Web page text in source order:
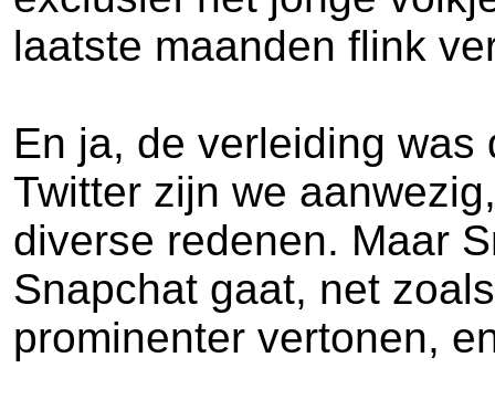
laatste maanden flink
En ja, de verleiding
Twitter zijn we
diverse redenen. Maar
Snapchat gaat, net
prominenter vertonen,